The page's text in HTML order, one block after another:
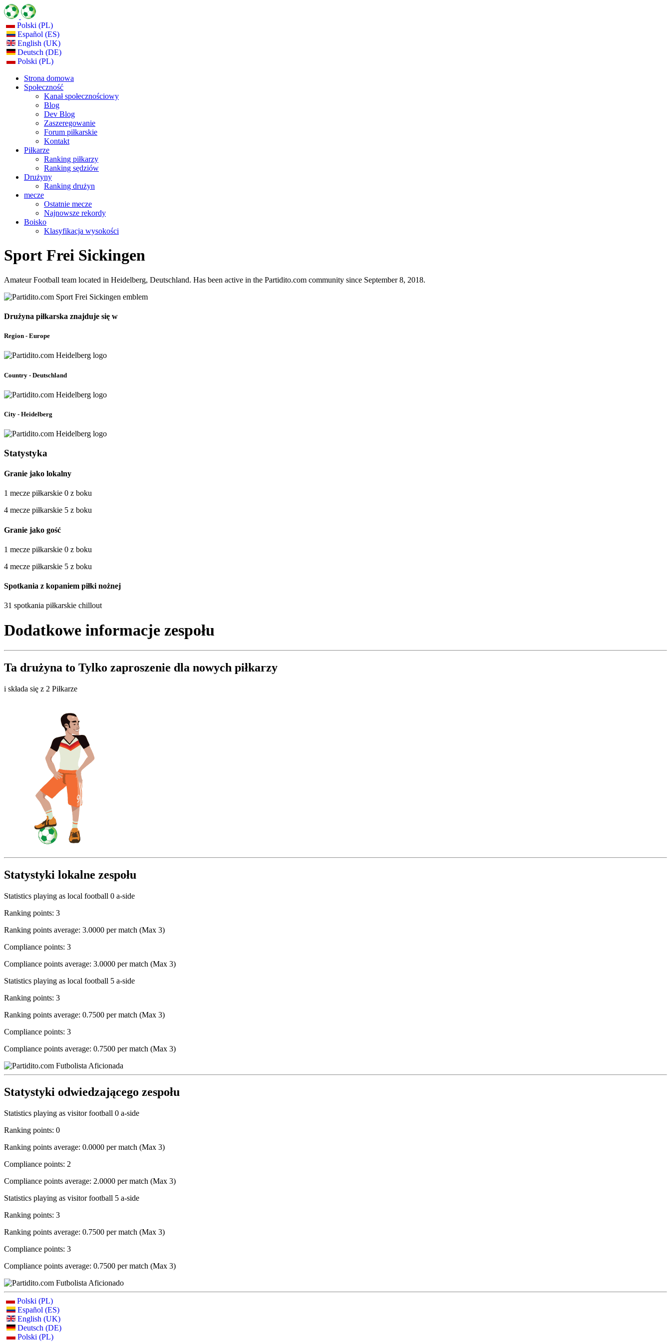
Polski (PL)
Español (ES)
English (UK)
Deutsch (DE)
Polski (PL)
Strona domowa
Społeczność
Kanał społecznościowy
Blog
Dev Blog
Zaszeregowanie
Forum piłkarskie
Kontakt
Piłkarze
Ranking piłkarzy
Ranking sędziów
Drużyny
Ranking drużyn
mecze
Ostatnie mecze
Najnowsze rekordy
Boisko
Klasyfikacja wysokości
Sport Frei Sickingen
Amateur Football team located in Heidelberg, Deutschland. Has been active in the Partidito.com community since September 8, 2018.
Drużyna piłkarska znajduje się w
Region - Europe
Country - Deutschland
City - Heidelberg
Statystyka
Granie jako lokalny
1 mecze piłkarskie 0 z boku
4 mecze piłkarskie 5 z boku
Granie jako gość
1 mecze piłkarskie 0 z boku
4 mecze piłkarskie 5 z boku
Spotkania z kopaniem piłki nożnej
31 spotkania piłkarskie chillout
Dodatkowe informacje zespołu
Ta drużyna to Tylko zaproszenie dla nowych piłkarzy
i składa się z 2 Piłkarze
Statystyki lokalne zespołu
Statistics playing as local football 0 a-side
Ranking points: 3
Ranking points average: 3.0000 per match (Max 3)
Compliance points: 3
Compliance points average: 3.0000 per match (Max 3)
Statistics playing as local football 5 a-side
Ranking points: 3
Ranking points average: 0.7500 per match (Max 3)
Compliance points: 3
Compliance points average: 0.7500 per match (Max 3)
Statystyki odwiedzającego zespołu
Statistics playing as visitor football 0 a-side
Ranking points: 0
Ranking points average: 0.0000 per match (Max 3)
Compliance points: 2
Compliance points average: 2.0000 per match (Max 3)
Statistics playing as visitor football 5 a-side
Ranking points: 3
Ranking points average: 0.7500 per match (Max 3)
Compliance points: 3
Compliance points average: 0.7500 per match (Max 3)
Polski (PL)
Español (ES)
English (UK)
Deutsch (DE)
Polski (PL)